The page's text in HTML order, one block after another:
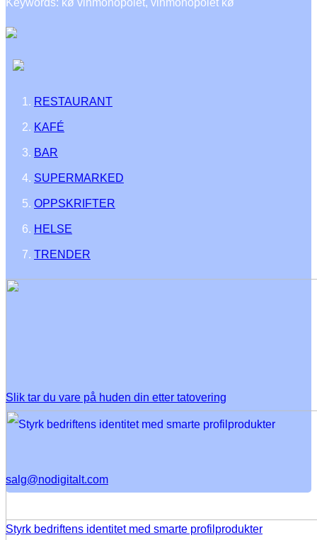
Keywords: kø vinmonopolet, vinmonopolet kø
RESTAURANT
KAFÉ
BAR
SUPERMARKED
OPPSKRIFTER
HELSE
TRENDER
Slik tar du vare på huden din etter tatovering
Styrk bedriftens identitet med smarte profilprodukter
salg@nodigitalt.com